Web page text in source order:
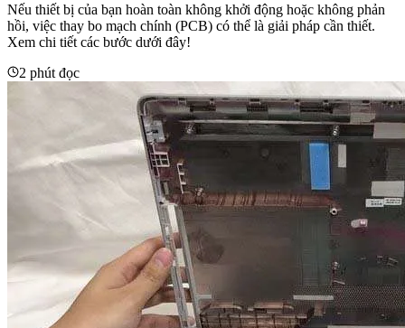
Nếu thiết bị của bạn hoàn toàn không khởi động hoặc không phản
hồi, việc thay bo mạch chính (PCB) có thể là giải pháp cần thiết.
Xem chi tiết các bước dưới đây!
2 phút đọc